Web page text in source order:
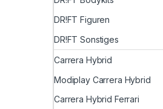
DR!FT Figuren
DR!FT Sonstiges
Carrera Hybrid
Modiplay Carrera Hybrid
Carrera Hybrid Ferrari